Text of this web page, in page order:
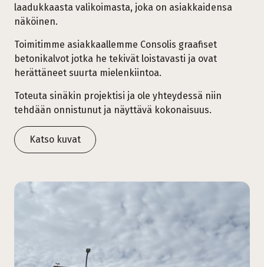
laadukkaasta valikoimasta, joka on asiakkaidensa
näköinen.
Toimitimme asiakkaallemme Consolis graafiset
betonikalvot jotka he tekivät loistavasti ja ovat
herättäneet suurta mielenkiintoa.
Toteuta sinäkin projektisi ja ole yhteydessä niin
tehdään onnistunut ja näyttävä kokonaisuus.
Katso kuvat